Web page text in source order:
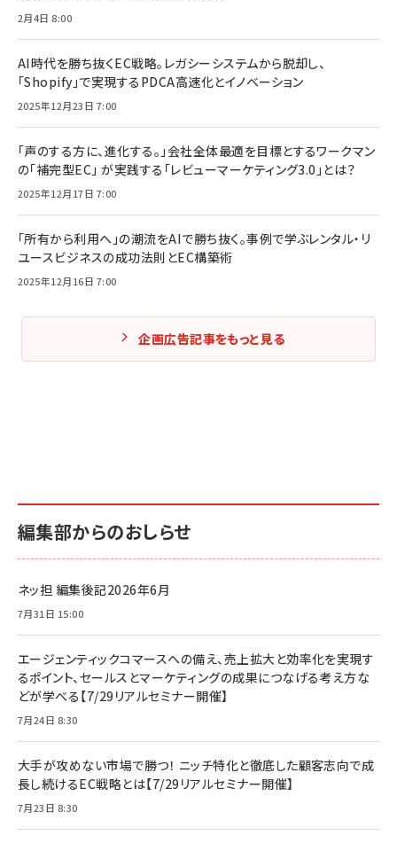
2月4日 8:00
AI時代を勝ち抜くEC戦略。レガシーシステムから脱却し、
「Shopify」で実現するPDCA高速化とイノベーション
2025年12月23日 7:00
「声のする方に、進化する。」会社全体最適を目標とするワークマン
の「補完型EC」 が実践する「レビューマーケティング3.0」とは？
2025年12月17日 7:00
「所有から利用へ」の潮流をAIで勝ち抜く。事例で学ぶレンタル・リ
ユースビジネスの成功法則とEC構築術
2025年12月16日 7:00
企画広告記事をもっと見る
編集部からのおしらせ
ネッ担 編集後記2026年6月
7月31日 15:00
エージェンティックコマースへの備え、売上拡大と効率化を実現す
るポイント、セールスとマーケティングの成果につなげる考え方な
どが学べる【7/29リアルセミナー開催】
7月24日 8:30
大手が攻めない市場で勝つ！ ニッチ特化と徹底した顧客志向で成
長し続けるEC戦略とは【7/29リアルセミナー開催】
7月23日 8:30